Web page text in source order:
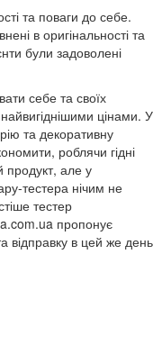
та поваги до себе.
в оригінальності та
були задоволені
себе та своїх
цінами. У
та декоративну
роблячи гідні
продукт, але у
тестера нічим не
тестер
пропонує
відправку в цей же день